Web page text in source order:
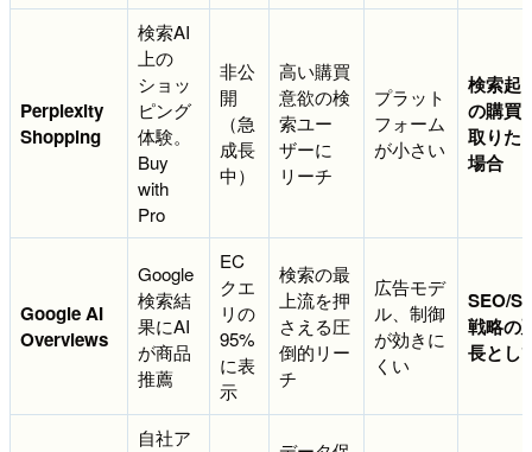
Perplexity
Shopping
検索AI
上の
ショッ
ピング
体験。
Buy
with
Pro
非公
開
（急
成長
中）
高い購買
意欲の検
索ユー
ザーに
リーチ
プラット
フォーム
が小さい
検索起
の購買
取りた
場合
Google AI
Overviews
Google
検索結
果にAI
が商品
推薦
EC
クエ
リの
95%
に表
示
検索の最
上流を押
さえる圧
倒的リー
チ
広告モデ
ル、制御
が効きに
くい
SEO/
戦略の
長とし
自社ア